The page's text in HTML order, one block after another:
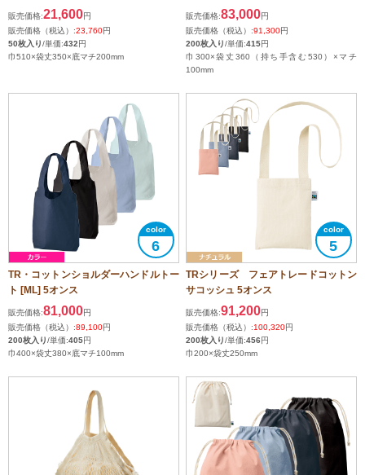
販売価格:21,600円
販売価格（税込）:23,760円
50枚入り/単価:432円
巾510×袋丈350×底マチ200mm
販売価格:83,000円
販売価格（税込）:91,300円
200枚入り/単価:415円
巾300×袋丈360（持ち手含む530）×マチ
100mm
6
TR・コットンショルダーハンドルトー
ト [ML] 5オンス
販売価格:81,000円
販売価格（税込）:89,100円
200枚入り/単価:405円
巾400×袋丈380×底マチ100mm
5
TRシリーズ フェアトレードコットン
サコッシュ 5オンス
販売価格:91,200円
販売価格（税込）:100,320円
200枚入り/単価:456円
巾200×袋丈250mm